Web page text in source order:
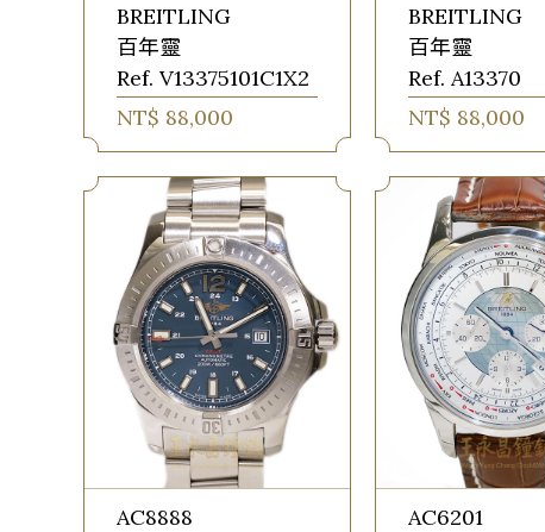
BREITLING
百年靈
Ref. V13375101C1X2
NT$ 88,000
BREITLING
百年靈
Ref. A13370
NT$ 88,000
AC8888
AC6201